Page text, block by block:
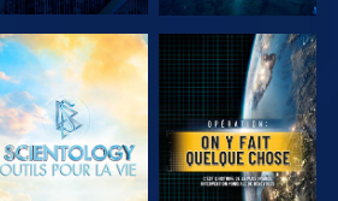
DÉCOUVRIR
LES SÉRIES
REGARDER